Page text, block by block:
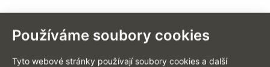
Používáme soubory cookies
Tyto webové stránky používají soubory cookies a další
ZPĚT NA VÝPIS AKTUALIT